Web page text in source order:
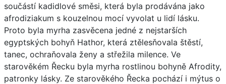
součástí kadidlové směsi, která byla prodávána jako
afrodiziakum s kouzelnou mocí vyvolat u lidí lásku.
Proto byla myrha zasvěcena jedné z nejstarších
egyptských bohyň Hathor, která ztělesňovala štěstí,
tanec, ochraňovala ženy a střežila milence. Ve
starověkém Řecku byla myrha rostlinou bohyně Afrodity,
patronky lásky. Ze starověkého Řecka pochází i mýtus o